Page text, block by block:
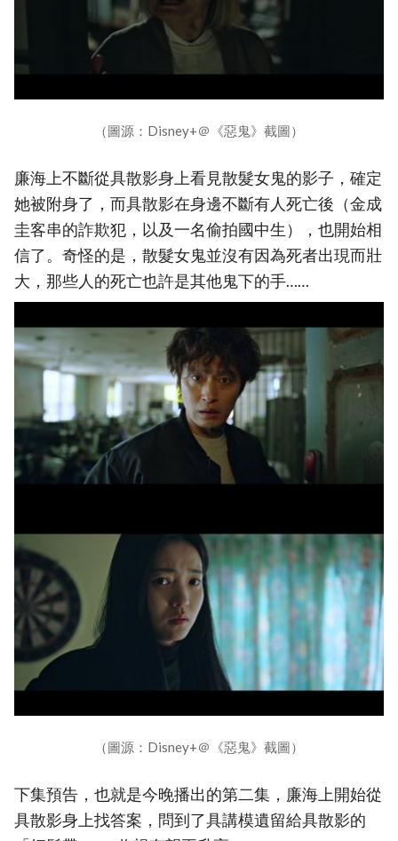
（圖源：Disney+＠《惡鬼》截圖）
廉海上不斷從具散影身上看見散髮女鬼的影子，確定
她被附身了，而具散影在身邊不斷有人死亡後（金成
圭客串的詐欺犯，以及一名偷拍國中生），也開始相
信了。奇怪的是，散髮女鬼並沒有因為死者出現而壯
大，那些人的死亡也許是其他鬼下的手……
（圖源：Disney+＠《惡鬼》截圖）
下集預告，也就是今晚播出的第二集，廉海上開始從
具散影身上找答案，問到了具講模遺留給具散影的